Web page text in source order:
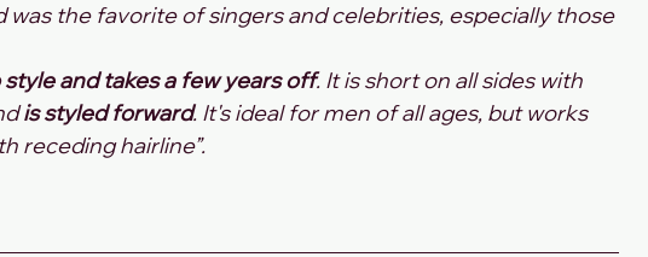
was the favorite of singers and celebrities, especially those
and takes a few years off. It is short on all sides with
is styled forward. It's ideal for men of all ages, but works
receding hairline”.